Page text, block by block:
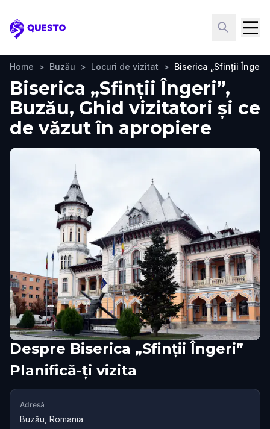
Questo
Home > Buzău > Locuri de vizitat > Biserica „Sfinții Îngeri”
Biserica „Sfinții Îngeri”,
Buzău, Ghid vizitatori și ce
de văzut în apropiere
Despre Biserica „Sfinții Îngeri”
Planifică-ți vizita
Adresă
Buzău, Romania